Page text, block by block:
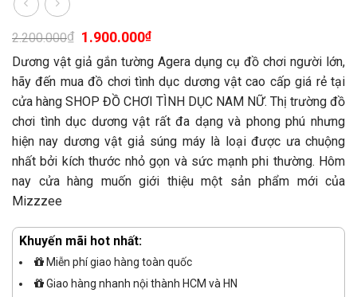
2.200.000₫ 1.900.000₫
Dương vật giả gắn tường Agera dụng cụ đồ chơi người lớn,
hãy đến mua đồ chơi tình dục dương vật cao cấp giá rẻ tại
cửa hàng SHOP ĐỒ CHƠI TÌNH DỤC NAM NỮ. Thị trường đồ
chơi tình dục dương vật rất đa dạng và phong phú nhưng
hiện nay dương vật giả súng máy là loại được ưa chuộng
nhất bởi kích thước nhỏ gọn và sức mạnh phi thường. Hôm
nay cửa hàng muốn giới thiệu một sản phẩm mới của
Mizzzee
Khuyến mãi hot nhất:
Miễn phí giao hàng toàn quốc
Giao hàng nhanh nội thành HCM và HN